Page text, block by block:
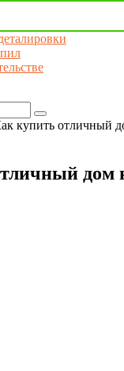
купить отличный
дом